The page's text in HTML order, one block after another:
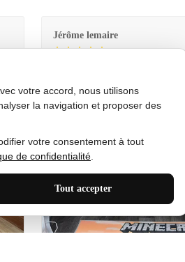
Jérôme lemaire
votre accord, nous utilisons
la navigation et proposer des
votre consentement à tout
de confidentialité
Tout accepter